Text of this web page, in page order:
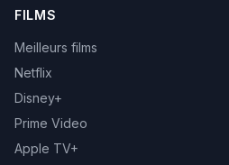
FILMS
Meilleurs films
Netflix
Disney+
Prime Video
Apple TV+